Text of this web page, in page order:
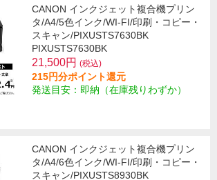
CANON インクジェット複合機プリン
タ/A4/5色インク/WI-FI/印刷・コピー・
スキャン/PIXUSTS7630BK
PIXUSTS7630BK
21,500円 (税込)
215円分ポイント還元
発送目安：即納（在庫残りわずか）
CANON インクジェット複合機プリン
タ/A4/6色インク/WI-FI/印刷・コピー・
スキャン/PIXUSTS8930BK